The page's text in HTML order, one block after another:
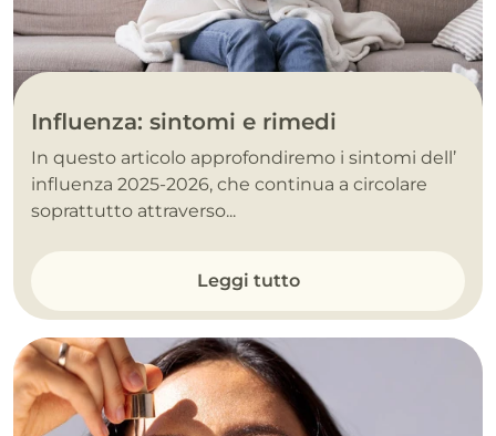
Influenza: sintomi e rimedi
In questo articolo approfondiremo i sintomi dell’
influenza 2025-2026, che continua a circolare
soprattutto attraverso...
Leggi tutto